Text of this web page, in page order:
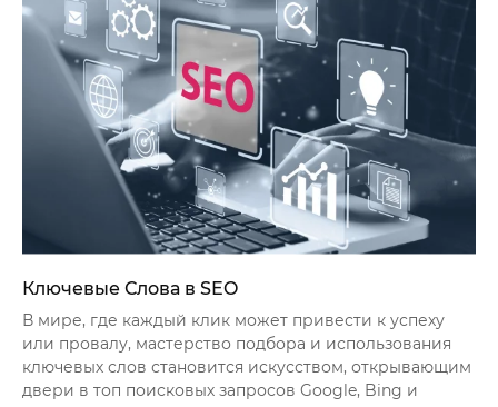
Ключевые Слова в SEO
В мире, где каждый клик может привести к успеху
или провалу, мастерство подбора и использования
ключевых слов становится искусством, открывающим
двери в топ поисковых запросов Google, Bing и